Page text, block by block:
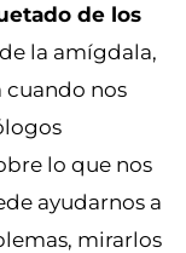
de los
la amígdala,
cuando nos
lo que nos
ayudarnos a
mirarlos